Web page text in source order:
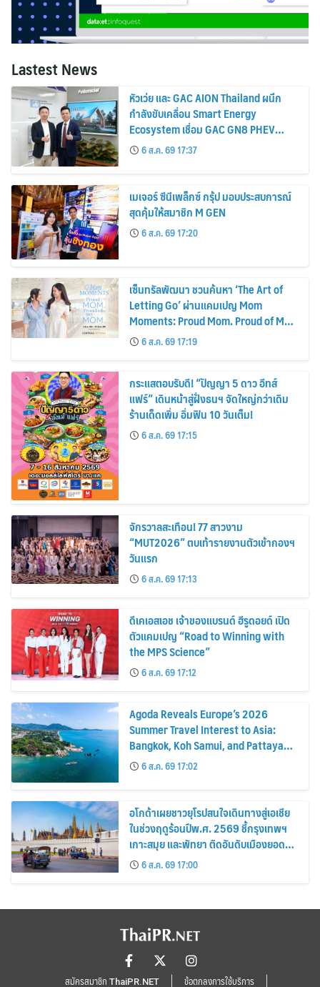
Lastest News
หัวเว่ย และ GAC AION Thailand ผนึก
กำลังขับเคลื่อน Smart Energy
Ecosystem เชื่อม GAC GN8 PHEV
รถยนต์ MPV ระดับพรีเมียม เข้ากับ
พลังงานแสงอาทิตย์ภายในบ้าน
6 ส.ค. 69 17:37
เมเจอร์ ซีนีเพล็กซ์ กรุ้ป มอบประสบการณ์
สุดคุ้มให้สมาชิก M GEN
6 ส.ค. 69 17:20
เซ็นทรัลพัฒนา ชวนค้นหา ‘The Art of
Letting Go’ ผ่านแคมเปญ Mom
Moments: Proud Mom. Proud of My
Mom.6 ส.ค. 69 17:19
กระแสตอบรับดี! “ปัญญา 5 ดาว อีทส์
แฟร์” เดินหน้าสู่ฝั่งธนฯ จัดใหญ่กว่าเดิม
ร้านเด็ดเพิ่ม อิ่มฟิน 10 วันเต็ม!
6 ส.ค. 69 17:15
จักรวาลสะเทือน! 77 สาวงาม
“MUT2026” ตบเท้ารายงานตัวเข้ากองฯ
วันแรก
6 ส.ค. 69 17:13
ดีเคเอสเอช เจ้าของแบรนด์ ฮีรูดอยด์ เปิด
ตัวแคมเปญ “Road to Winning with
the MPS Science”
6 ส.ค. 69 17:12
Agoda Reveals Europe’s 2026
Summer Travel Interest to Asia:
Bangkok, Koh Samui, and Pattaya
Among the Top Cities
6 ส.ค. 69 17:02
อโกด้าเผยชาวยุโรปสนใจเดินทางสู่เอเชีย
ในช่วงฤดูร้อนปีพ.ศ. 2569 ชี้กรุงเทพฯ
เกาะสมุย และพัทยา ติดอันดับเมืองยอด
นิยม6 ส.ค. 69 17:00
สมัครสมาชิก ThaiPR.NET ข้อตกลงการใช้บริการ